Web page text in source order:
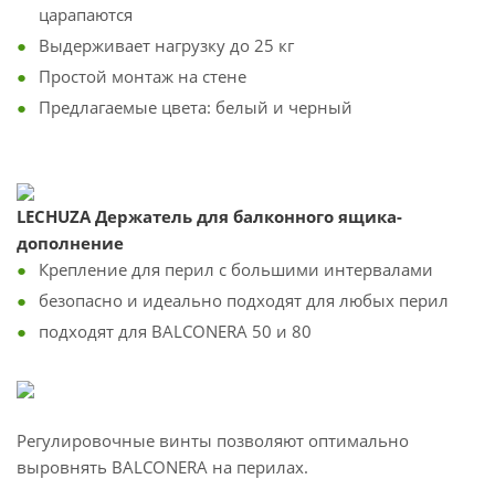
царапаются
Выдерживает нагрузку до 25 кг
Простой монтаж на стене
Предлагаемые цвета: белый и черный
LECHUZA Держатель для балконного ящика-
дополнение
Крепление для перил с большими интервалами
безопасно и идеально подходят для любых перил
подходят для BALCONERA 50 и 80
Регулировочные винты позволяют оптимально
выровнять BALCONERA на перилах.